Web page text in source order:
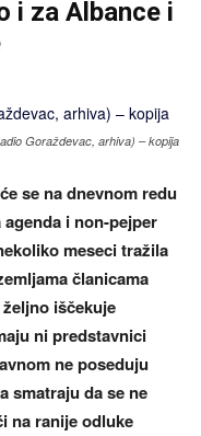
i za Albance i
Goraždevac, arhiva) – kopija
se na dnevnom redu
i non-pejper
meseci tražila
članicama
iščekuje
ni predstavnici
ne poseduju
smatraju da se ne
na ranije odluke